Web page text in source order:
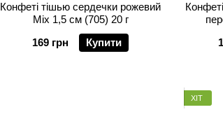
Конфеті тішью сердечки рожевий
Mix 1,5 см (705) 20 г
169 грн
Купити
ХІТ